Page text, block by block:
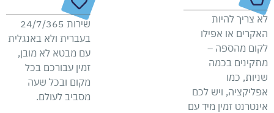
לא צריך להיות
האקרים או אפילו
לקום מהספה –
מתקינים בכמה
שניות, כמו
אפליקציה, ויש לכם
אינטרנט זמין מיד עם
שירות 24/7/365
בעברית ולא באנגלית
עם מבטא לא מובן,
זמין עבורכם בכל
מקום ובכל שעה
מסביב לעולם.